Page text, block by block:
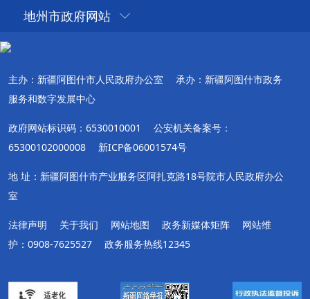
地州市政府网站
主办：新疆阿图什市人民政府办公室
承办：新疆阿图什市政务
服务和数字发展中心
政府网站标识码：6530010001
公安机关备案号：
65300102000008
新ICP备06001574号
地 址：新疆阿图什市产业服务区阿扎克路18号院市人民政府办公
室
法律声明 关于我们 网站地图 政务新媒体矩阵
网站维
护：0908-7625527
政务服务热线12345